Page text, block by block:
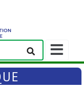
Afficher/
la
barre
navigation